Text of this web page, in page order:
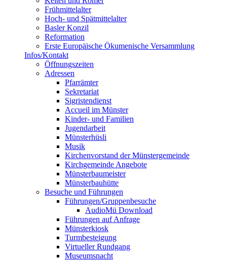
Frühmittelalter
Hoch- und Spätmittelalter
Basler Konzil
Reformation
Erste Europäische Ökumenische Versammlung
Infos/Kontakt
Öffnungszeiten
Adressen
Pfarrämter
Sekretariat
Sigristendienst
Accueil im Münster
Kinder- und Familien
Jugendarbeit
Münsterhüsli
Musik
Kirchenvorstand der Münstergemeinde
Kirchgemeinde Angebote
Münsterbaumeister
Münsterbauhütte
Besuche und Führungen
Führungen/Gruppenbesuche
AudioMü Download
Führungen auf Anfrage
Münsterkiosk
Turmbesteigung
Virtueller Rundgang
Museumsnacht